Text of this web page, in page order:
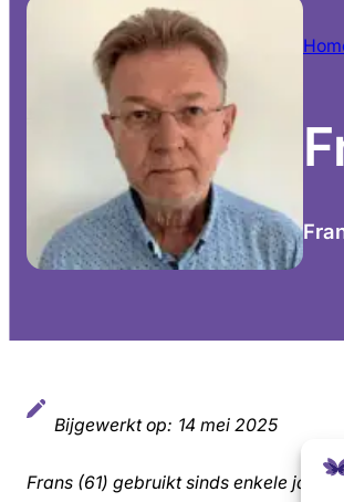
Bijgewerkt op: 14 mei 2025
Frans (61) gebruikt sinds enkele